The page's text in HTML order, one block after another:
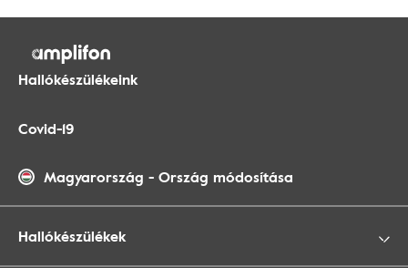
Hallókészülékeink
Covid-19
Magyarország - Ország módosítása
Hallókészülékek